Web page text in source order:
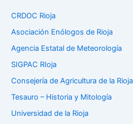
p
r
:
CRDOC Rioja
Asociación Enólogos de Rioja
Agencia Estatal de Meteorología
SIGPAC RIoja
Consejería de Agricultura de la Rioja
Tesauro – Historia y Mitología
Universidad de la Rioja